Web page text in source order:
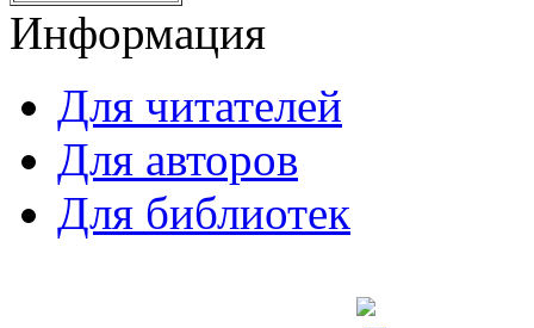
Информация
Для читателей
Для авторов
Для библиотек